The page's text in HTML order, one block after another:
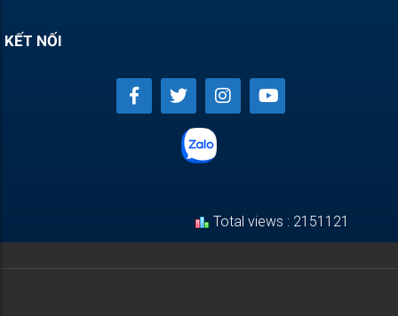
KẾT NỐI
Total views : 2151121